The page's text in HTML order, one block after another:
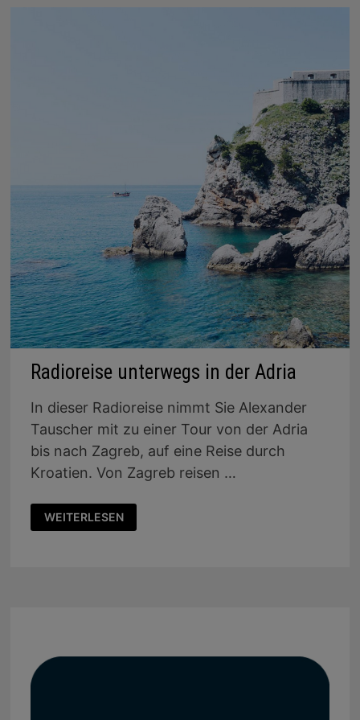
Radioreise unterwegs in der Adria
In dieser Radioreise nimmt Sie Alexander
Tauscher mit zu einer Tour von der Adria
bis nach Zagreb, auf eine Reise durch
Kroatien. Von Zagreb reisen …
RADIOREISE
UNTERWEGS
IN
WEITERLESEN